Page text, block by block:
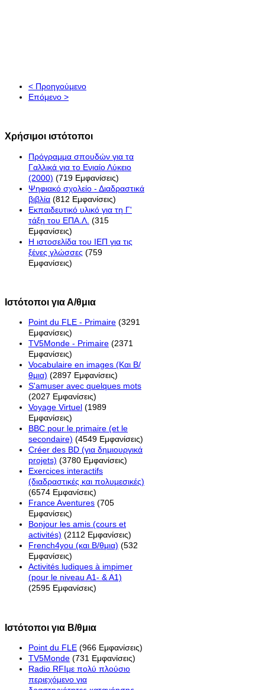
< Προηγούμενο
Επόμενο >
Χρήσιμοι ιστότοποι
Πρόγραμμα σπουδών για τα
Γαλλικά για το Ενιαίο Λύκειο
(2000) (719 Εμφανίσεις)
Ψηφιακό σχολείο - Διαδραστικά
βιβλία (812 Εμφανίσεις)
Εκπαιδευτικό υλικό για τη Γ'
τάξη του ΕΠΑ.Λ. (315
Εμφανίσεις)
H ιστοσελίδα του ΙΕΠ για τις
ξένες γλώσσες (759
Εμφανίσεις)
Ιστότοποι για Α/θμια
Point du FLE - Primaire (3291
Εμφανίσεις)
TV5Monde - Primaire (2371
Εμφανίσεις)
Vocabulaire en images (Και Β/
θμια) (2897 Εμφανίσεις)
S'amuser avec quelques mots
(2027 Εμφανίσεις)
Voyage Virtuel (1989
Εμφανίσεις)
BBC pour le primaire (et le
secondaire) (4549 Εμφανίσεις)
Créer des BD (για δημιουργικά
projets) (3780 Εμφανίσεις)
Exercices interactifs
(διαδραστικές και πολυμεσικές)
(6574 Εμφανίσεις)
France Aventures (705
Εμφανίσεις)
Bonjour les amis (cours et
activités) (2112 Εμφανίσεις)
French4you (και Β/θμια) (532
Εμφανίσεις)
Activités ludiques à impimer
(pour le niveau A1- & A1)
(2595 Εμφανίσεις)
Ιστότοποι για Β/θμια
Point du FLE (966 Εμφανίσεις)
TV5Monde (731 Εμφανίσεις)
Radio RFIμε πολύ πλούσιο
περιεχόμενο για